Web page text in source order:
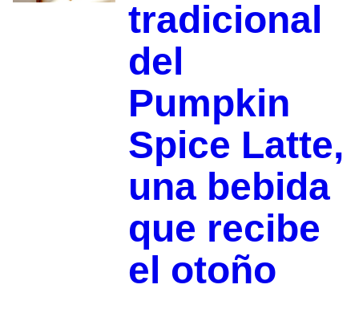
tradicional
del
Pumpkin
Spice Latte,
una bebida
que recibe
el otoño